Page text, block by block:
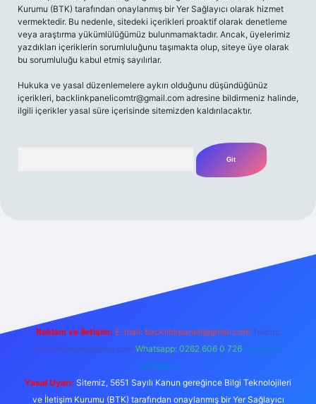
Kurumu (BTK) tarafından onaylanmış bir Yer Sağlayıcı olarak hizmet
vermektedir. Bu nedenle, sitedeki içerikleri proaktif olarak denetleme
veya araştırma yükümlülüğümüz bulunmamaktadır. Ancak, üyelerimiz
yazdıkları içeriklerin sorumluluğunu taşımakta olup, siteye üye olarak
bu sorumluluğu kabul etmiş sayılırlar.
Hukuka ve yasal düzenlemelere aykırı olduğunu düşündüğünüz
içerikleri, backlinkpanelicomtr@gmail.com adresine bildirmeniz halinde,
ilgili içerikler yasal süre içerisinde sitemizden kaldırılacaktır.
m elexbet
Reklam ve İletişim: E-mail: backlinkpaneli@gmail.com Teams:
forumhizmeti@gmail.com Whatsapp: 0262 606 0 726 Telegram:
@karabul
Yasal Uyarı: Sitemiz, 5651 Sayılı Kanun gereğince Bilgi Teknolojileri
ve İletişim Kurumu (BTK) tarafından onaylanmış bir Yer Sağlayıcı